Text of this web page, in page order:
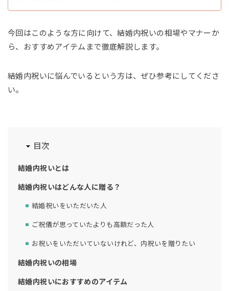
今回はこのような方に向けて、結婚内祝いの相場やマナーか
ら、おすすめアイテムまで徹底解説します。
結婚内祝いに悩んでいるという方は、ぜひ参考にしてくださ
い。
目次
結婚内祝いとは
結婚内祝いはどんな人に贈る？
結婚祝いをいただいた人
ご祝儀が思っていたよりも高額だった人
お祝いをいただいていないけれど、内祝いを贈りたい
結婚内祝いの相場
結婚内祝いにおすすめのアイテム